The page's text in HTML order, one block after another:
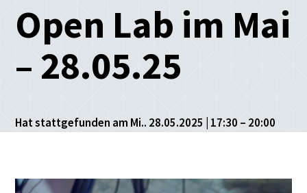
Open Lab im Mai
– 28.05.25
Hat stattgefunden am Mi.. 28.05.2025 | 17:30 – 20:00